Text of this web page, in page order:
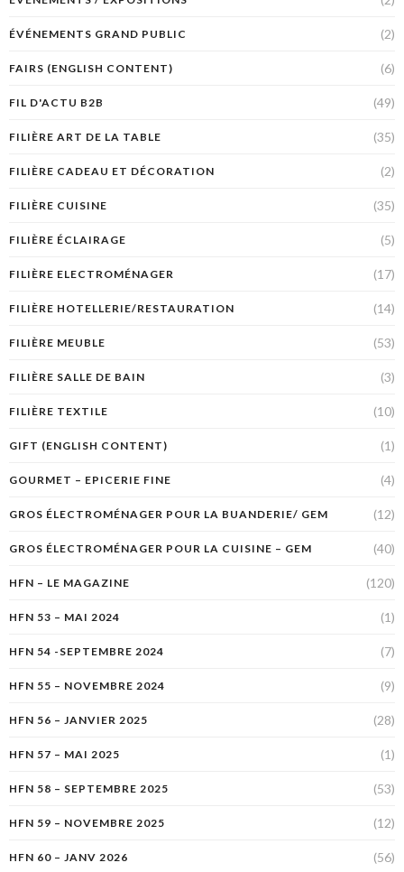
ÉVÉNEMENTS GRAND PUBLIC (2)
FAIRS (ENGLISH CONTENT) (6)
FIL D'ACTU B2B (49)
FILIÈRE ART DE LA TABLE (35)
FILIÈRE CADEAU ET DÉCORATION (2)
FILIÈRE CUISINE (35)
FILIÈRE ÉCLAIRAGE (5)
FILIÈRE ELECTROMÉNAGER (17)
FILIÈRE HOTELLERIE/RESTAURATION (14)
FILIÈRE MEUBLE (53)
FILIÈRE SALLE DE BAIN (3)
FILIÈRE TEXTILE (10)
GIFT (ENGLISH CONTENT) (1)
GOURMET – EPICERIE FINE (4)
GROS ÉLECTROMÉNAGER POUR LA BUANDERIE/ GEM (12)
GROS ÉLECTROMÉNAGER POUR LA CUISINE – GEM (40)
HFN – LE MAGAZINE (120)
HFN 53 – MAI 2024 (1)
HFN 54 -SEPTEMBRE 2024 (7)
HFN 55 – NOVEMBRE 2024 (9)
HFN 56 – JANVIER 2025 (28)
HFN 57 – MAI 2025 (1)
HFN 58 – SEPTEMBRE 2025 (53)
HFN 59 – NOVEMBRE 2025 (12)
HFN 60 – JANV 2026 (56)